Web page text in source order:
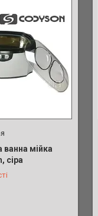
ванна мійка
сіра
17